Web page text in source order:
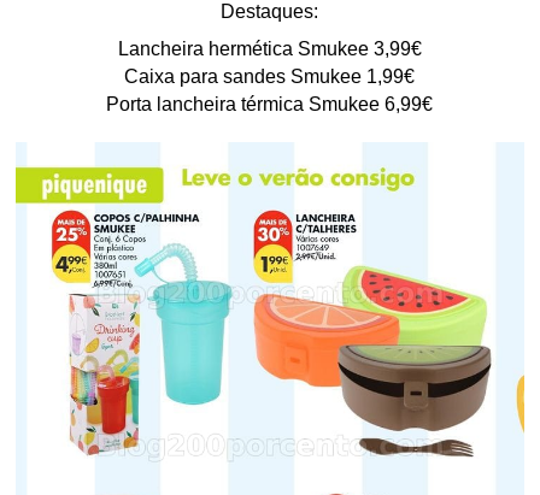
Destaques:
Lancheira hermética Smukee 3,99€
Caixa para sandes Smukee 1,99€
Porta lancheira térmica Smukee 6,99€